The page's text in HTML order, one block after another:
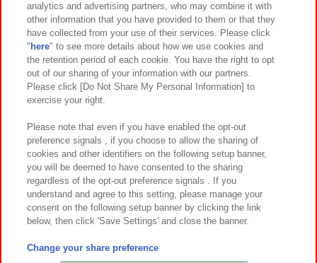
関連会社 サステナビリティ サイトポリシー
プライバシーポリシー ウェブアクセシビリティ方針と検証結果
お取引先さまとともに
カスタマーハラスメント対応方針 よくあるご質問・お問い合わせ
©Bandai Namco Amusement Inc.
©Bandai Namco Amusement Lab Inc.
analytics and advertising partners, who may combine it with
other information that you have provided to them or that they
have collected from your use of their services. Please click
" here" to see more details about how we use cookies and
the retention period of each cookie. You have the right to opt
out of our sharing of your information with our partners.
Please click [Do Not Share My Personal Information] to
exercise your right.
Please note that even if you have enabled the opt-out
preference signals , if you choose to allow the sharing of
cookies and other identifiers on the following setup banner,
you will be deemed to have consented to the sharing
regardless of the opt-out preference signals . If you
understand and agree to this setting, please manage your
consent on the following setup banner by clicking the link
below, then click 'Save Settings' and close the banner.
Change your share preference